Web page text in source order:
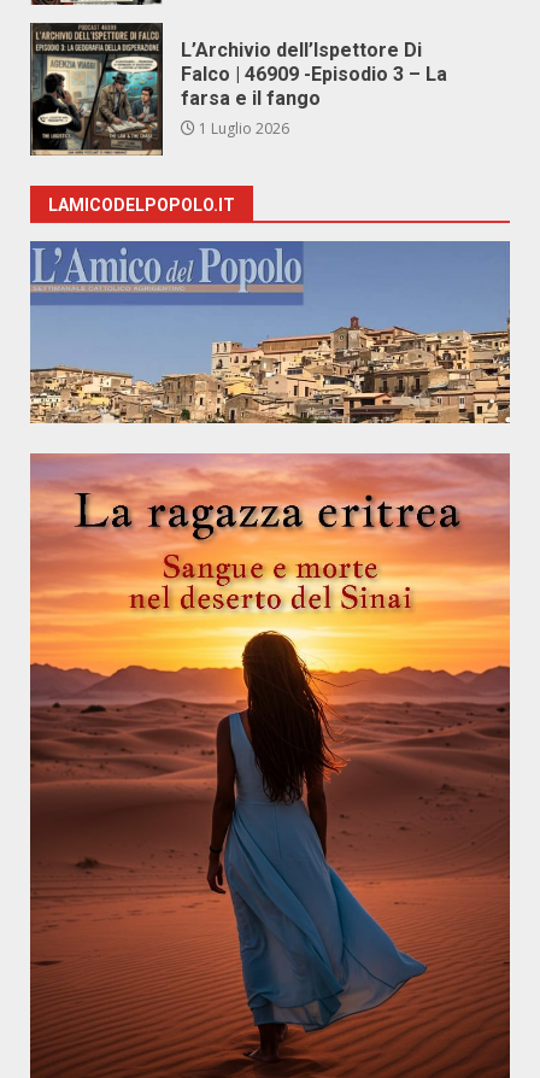
L’Archivio dell’Ispettore Di
Falco | 46909 -Episodio 3 – La
farsa e il fango
1 Luglio 2026
LAMICODELPOPOLO.IT